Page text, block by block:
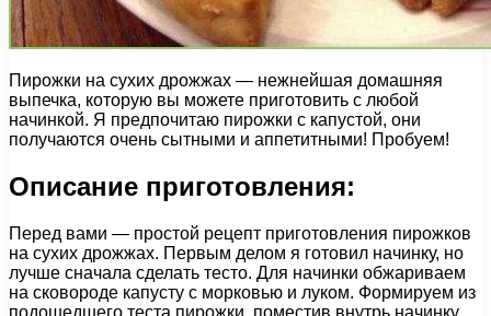
Пирожки на сухих дрожжах — нежнейшая домашняя
выпечка, которую вы можете приготовить с любой
начинкой. Я предпочитаю пирожки с капустой, они
получаются очень сытными и аппетитными! Пробуем!
Описание приготовления:
Перед вами — простой рецепт приготовления пирожков
на сухих дрожжах. Первым делом я готовил начинку, но
лучше сначала сделать тесто. Для начинки обжариваем
на сковороде капусту с морковью и луком. Формируем из
подошедшего теста пирожки, поместив внутрь начинку.